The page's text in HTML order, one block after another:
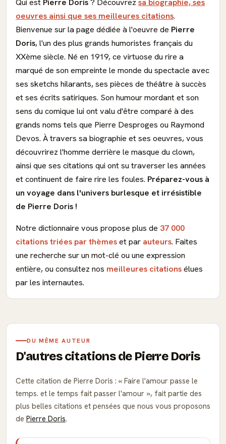
Qui est Pierre Doris? Découvrez sa biographie, ses
oeuvres ainsi que ses meilleures citations.
Bienvenue sur la page dédiée à l'oeuvre de Pierre
Doris, l'un des plus grands humoristes français du
XXème siècle. Né en 1919, ce virtuose du rire a
marqué de son empreinte le monde du spectacle avec
ses sketchs hilarants, ses pièces de théâtre à succès
et ses écrits satiriques. Son humour mordant et son
sens du comique lui ont valu d'être comparé à des
grands noms tels que Pierre Desproges ou Raymond
Devos. À travers sa biographie et ses oeuvres, vous
découvrirez l'homme derrière le masque du clown,
ainsi que ses citations qui ont su traverser les années
et continuent de faire rire les foules. Préparez-vous à
un voyage dans l'univers burlesque et irrésistible
de Pierre Doris !
Notre dictionnaire vous propose plus de 37 000
citations triées par thèmeset par auteurs. Faites
une recherche sur un mot-clé ou une expression
entière, ou consultez nos meilleures citationsélues
par les internautes.
DU MÊME AUTEUR
D'autres citations de Pierre Doris
Cette citation de Pierre Doris :
Faire l'amour passe le
temps. et le temps fait passer l'amour , fait partie des
plus belles citations et pensées que nous vous proposons
de Pierre Doris.